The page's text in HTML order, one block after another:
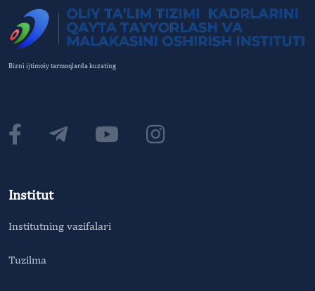
Bizni ijtimoiy tarmoqlarda kuzating
Institut
Institutning vazifalari
Tuzilma